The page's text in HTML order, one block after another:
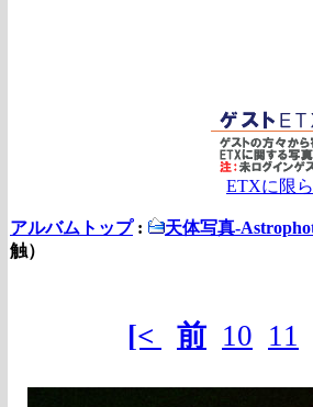
ETXに限
アルバムトップ:
天体写真-
触）
[< 前 10 11